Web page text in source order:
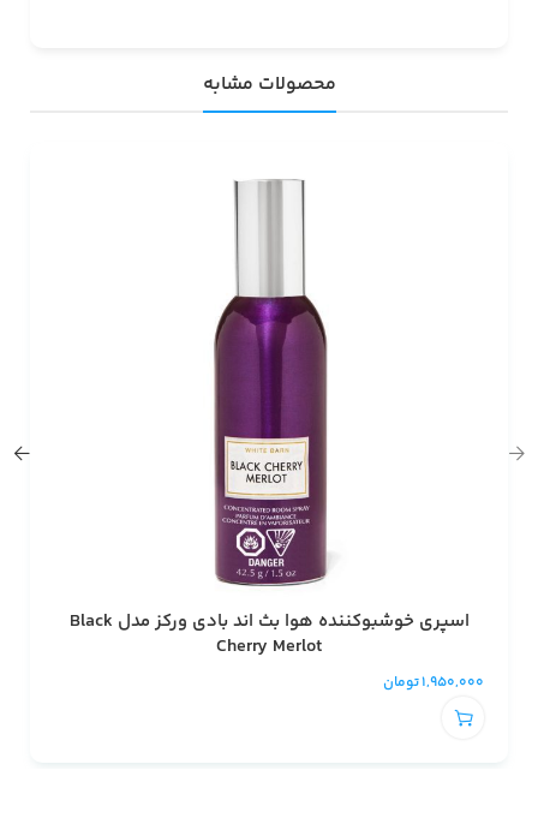
محصولات مشابه
اسپری خوشبوکننده هوا بث اند بادی ورکز مدل Black
Cherry Merlot
1,950,000تومان